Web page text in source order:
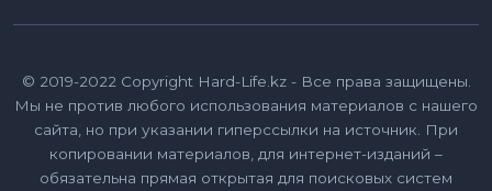
© 2019-2022 Copyright Hard-Life.kz - Все права защищены.
Мы не против любого использования материалов с нашего
сайта, но при указании гиперссылки на источник. При
копировании материалов, для интернет-изданий –
обязательна прямая открытая для поисковых систем